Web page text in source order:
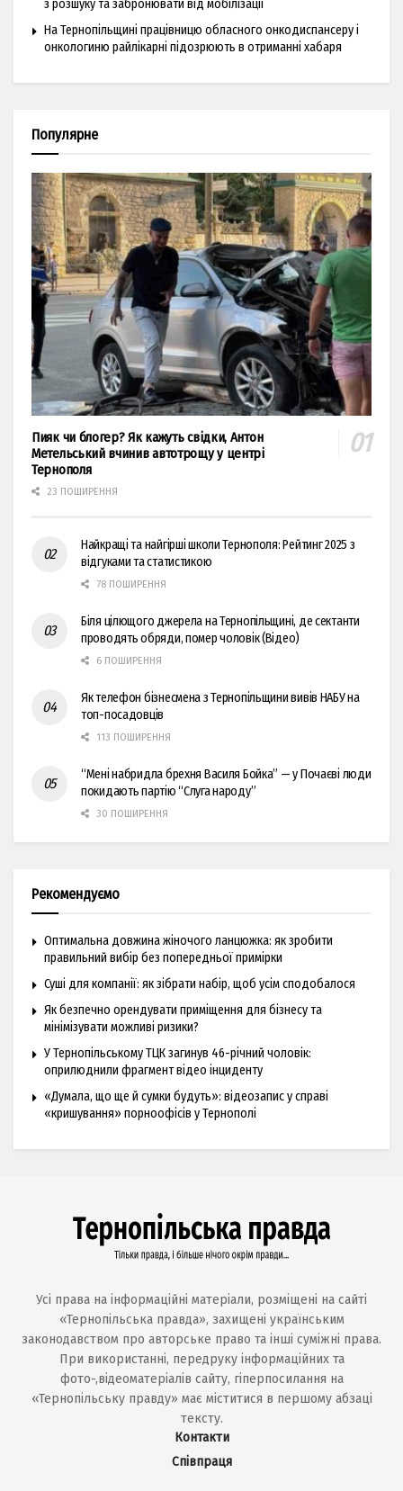
з розшуку та забронювати від мобілізації
На Тернопільщині працівницю обласного онкодиспансеру і
онкологиню райлікарні підозрюють в отриманні хабаря
Популярне
Пияк чи блогер? Як кажуть свідки, Антон
Метельський вчинив автотрощу у центрі
Тернополя
23 ПОШИРЕННЯ
Найкращі та найгірші школи Тернополя: Рейтинг 2025 з
відгуками та статистикою
78 ПОШИРЕННЯ
Біля цілющого джерела на Тернопільщині, де сектанти
проводять обряди, помер чоловік (Відео)
6 ПОШИРЕННЯ
Як телефон бізнесмена з Тернопільщини вивів НАБУ на
топ-посадовців
113 ПОШИРЕННЯ
“Мені набридла брехня Василя Бойка” — у Почаєві люди
покидають партію “Слуга народу”
30 ПОШИРЕННЯ
Рекомендуємо
Оптимальна довжина жіночого ланцюжка: як зробити
правильний вибір без попередньої примірки
Суші для компанії: як зібрати набір, щоб усім сподобалося
Як безпечно орендувати приміщення для бізнесу та
мінімізувати можливі ризики?
У Тернопільському ТЦК загинув 46-річний чоловік:
оприлюднили фрагмент відео інциденту
«Думала, що ще й сумки будуть»: відеозапис у справі
«кришування» порноофісів у Тернополі
Усі права на інформаційні матеріали, розміщені на сайті
«Тернопільська правда», захищені українським
законодавством про авторське право та інші суміжні права.
При використанні, передруку інформаційних та
фото-,відеоматеріалів сайту, гіперпосилання на
«Тернопільську правду» має міститися в першому абзаці
тексту.
Контакти
Співпраця